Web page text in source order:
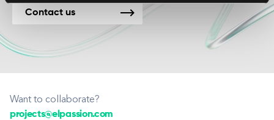
Contact us
Want to collaborate?
projects@elpassion.com